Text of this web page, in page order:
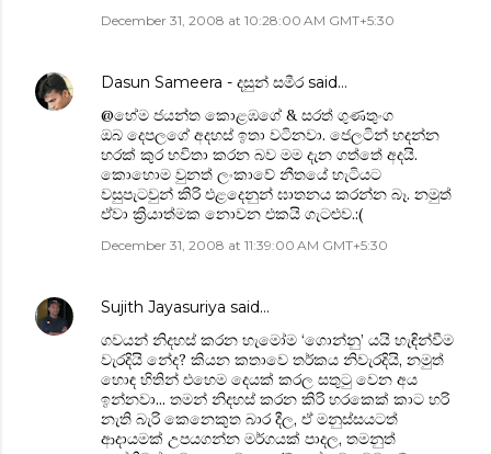
December 31, 2008 at 10:28:00 AM GMT+5:30
Dasun Sameera - දසුන් සමීර said…
@හේම ජයන්ත කොළඹගේ & සරත් ගුණතුංග
ඔබ දෙපලගේ අදහස් ඉතා වටිනවා. ජෙලටින් හදන්න
හරක් කුර භවිතා කරන බව මම දැන ගත්තේ අදයි.
කොහොම වුනත් ලංකාවේ නීතයේ හැටියට
වසුපැටවුන් කිරි එළදෙනුන් ඝාතනය කරන්න බෑ. නමුත්
ඒවා ක්‍රියාත්මක නොවන එකයි ගැටළුව.:(
December 31, 2008 at 11:39:00 AM GMT+5:30
Sujith Jayasuriya said…
ගවයන් නිදහස් කරන හැමෝම ‘ගොන්නු’ යයි හැඳින්වීම
වැරදියි නේද? කියන කතාවෙ තර්කය නිවැරදියි, නමුත්
හොඳ හිතින් එහෙම දෙයක් කරල සතුටු වෙන අය
ඉන්නවා... තමන් නිදහස් කරන කිරි හරකෙක් කාට හරි
නැති බැරි කෙනෙකුත බාර දීල, ඒ මනුස්සයටත්
ආදායමක් උපයගන්න මර්ගයක් පාදල, තමනුත්